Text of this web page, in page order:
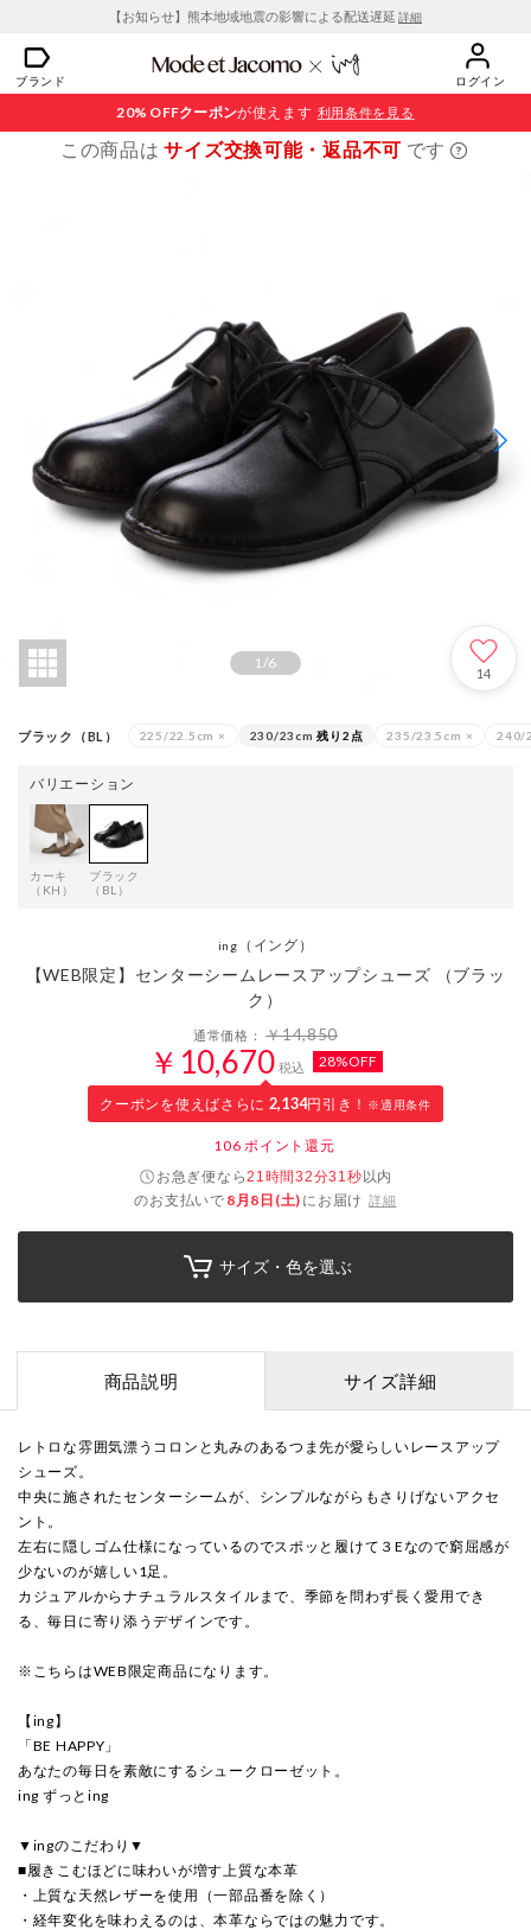
【お知らせ】熊本地域地震の影響による配送遅延 詳細
ブランド ログイン
20% OFFクーポンが使えます 利用条件を見る
この商品はサイズ交換可能・返品不可 です
1/6
14
ブラック（BL） 225/22.5cm × 230/23cm 残り2点 235/23.5cm × 240/
バリエーション
カーキ
（KH）
ブラック
（BL）
ing （イング）
【WEB限定】センターシームレースアップシューズ （ブラッ
ク）
通常価格：￥14,850
￥10,670 税込 28%OFF
クーポンを使えばさらに 2,134円引き！ ※適用条件
106 ポイント還元
お急ぎ便なら21時間32分31秒以内
のお支払いで 8月8日(土) にお届け 詳細
サイズ・色を選ぶ
商品説明 サイズ詳細
レトロな雰囲気漂うコロンと丸みのあるつま先が愛らしいレースアップ
シューズ。
中央に施されたセンターシームが、シンプルながらもさりげないアクセ
ント。
左右に隠しゴム仕様になっているのでスポッと履けて３Eなので窮屈感が
少ないのが嬉しい1足。
カジュアルからナチュラルスタイルまで、季節を問わず長く愛用でき
る、毎日に寄り添うデザインです。
※こちらはWEB限定商品になります。
【ing】
「BE HAPPY」
あなたの毎日を素敵にするシュークローゼット。
ing ずっとing
▼ingのこだわり▼
■履きこむほどに味わいが増す上質な本革
・上質な天然レザーを使用（一部品番を除く）
・経年変化を味わえるのは、本革ならではの魅力です。